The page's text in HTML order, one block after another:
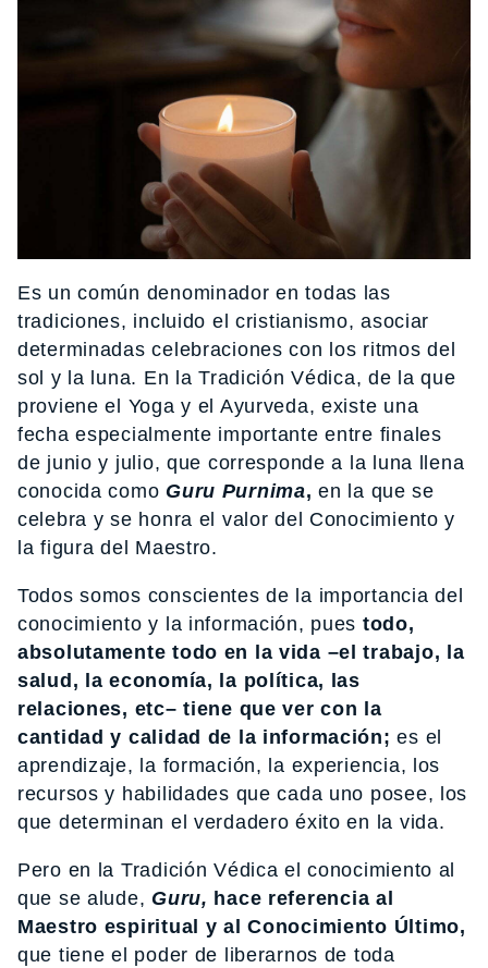
Es un común denominador en todas las
tradiciones, incluido el cristianismo, asociar
determinadas celebraciones con los ritmos del
sol y la luna. En la Tradición Védica, de la que
proviene el Yoga y el Ayurveda, existe una
fecha especialmente importante entre finales
de junio y julio, que corresponde a la luna llena
conocida como Guru Purnima, en la que se
celebra y se honra el valor del Conocimiento y
la figura del Maestro.
Todos somos conscientes de la importancia del
conocimiento y la información, pues todo,
absolutamente todo en la vida –el trabajo, la
salud, la economía, la política, las
relaciones, etc– tiene que ver con la
cantidad y calidad de la información; es el
aprendizaje, la formación, la experiencia, los
recursos y habilidades que cada uno posee, los
que determinan el verdadero éxito en la vida.
Pero en la Tradición Védica el conocimiento al
que se alude, Guru, hace referencia al
Maestro espiritual y al Conocimiento Último,
que tiene el poder de liberarnos de toda